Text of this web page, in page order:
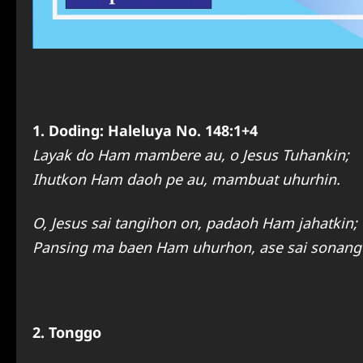
1. Doding: Haleluya No. 148:1+4
Layak do Ham mambere au, o Jesus Tuhankin;
Ihutkon Ham daoh pe au, mambuat uhurhin.
O, Jesus sai tangihon on, padaoh Ham jahatkin;
Pansing ma baen Ham uhurhon, ase sai
2. Tonggo